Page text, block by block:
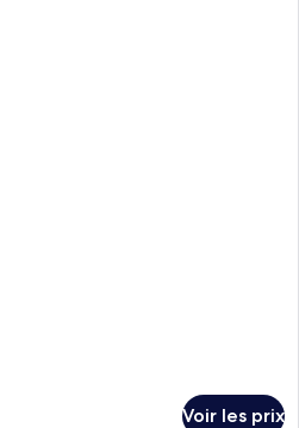
Voir les prix